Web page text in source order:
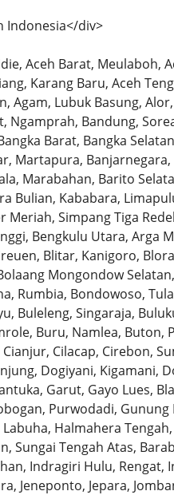
Indonesia</div>
Aceh Barat, Meulaboh,
Karang Baru, Aceh
Agam, Lubuk Basung,
Ngamprah, Bandung,
Barat, Bangka
Martapura,
Marabahan, Barito
Bulian, Kababara,
Meriah, Simpang Tiga
Bengkulu Utara, Arga
Blitar, Kanigoro,
Mongondow
Rumbia, Bondowoso,
Buleleng, Singaraja,
Buru, Namlea, Buton,
Cilacap, Cirebon,
Dogiyani, Kigamani,
Garut, Gayo Lues,
Purwodadi, Gunung
Halmahera
Sungai Tengah Atas,
Indragiri Hulu, Rengat,
Jeneponto, Jepara,